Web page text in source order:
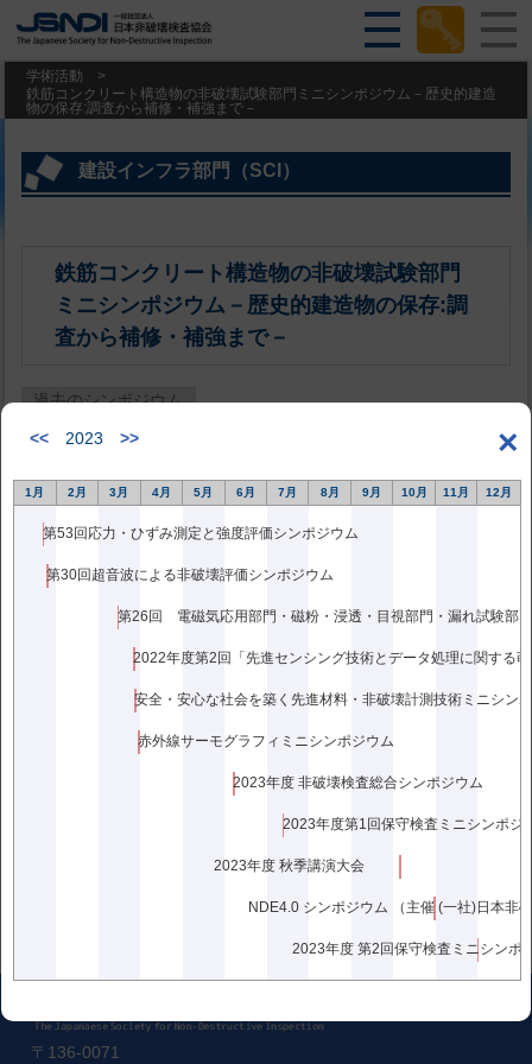
学術活動
>
鉄筋コンクリート構造物の非破壊試験部門ミニシンポジウム－歴史的建造
物の保存:調査から補修・補強まで－
×
<< 2023 >>
1月 2月 3月 4月 5月 6月 7月 8月 9月 10月 11月 12月
第53回応力・ひずみ測定と強度評価シンポジウム
第30回超音波による非破壊評価シンポジウム
2022年度第2回「先進センシング技術とデータ処理に関する
安全・安心な社会を築く先進材料・非破壊計測技術ミニシン
赤外線サーモグラフィミニシンポジウム
2023年度 非破壊検査総合シンポジウム
2023年度第1回保守検査ミニシンポジ
2023年度 秋季講演大会
NDE4.0 シンポジウム （主催 (一社)日本非
2023年度 第2回保守検査ミニシンポ
建設インフラ部門（SCI）
鉄筋コンクリート構造物の非破壊試験部門
ミニシンポジウム－歴史的建造物の保存:調
査から補修・補強まで－
過去のシンポジウム
2024年4月25日更新
日 程：2024年 6月 4日（火）
プログラム：⇒プログラム
<<前の記事 次の記事>>
〒136-0071